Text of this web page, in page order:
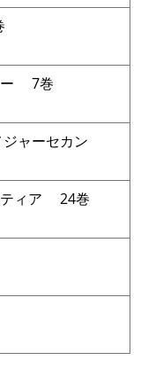
ー 7巻
ャーセカン
ティア 24巻